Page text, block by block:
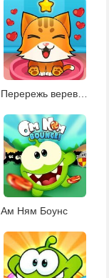
Перережь веревку: накорми кошку
Ам Ням Боунс